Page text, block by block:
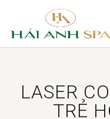
LASER
TRẺ